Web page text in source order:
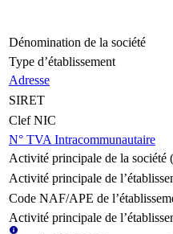
Dénomination de la société
Type d’établissement
Adresse
SIRET
Clef NIC
N° TVA Intracommunautaire
Activité principale de la
Activité principale de
Code NAF/APE de
Activité principale de